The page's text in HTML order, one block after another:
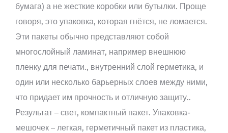
бумага) а не жесткие коробки или бутылки. Проще
говоря, это упаковка, которая гнётся, не ломается.
Эти пакеты обычно представляют собой
многослойный ламинат, например внешнюю
пленку для печати., внутренний слой герметика, и
один или несколько барьерных слоев между ними,
что придает им прочность и отличную защиту..
Результат – свет, компактный пакет. Упаковка-
мешочек – легкая, герметичный пакет из пластика,